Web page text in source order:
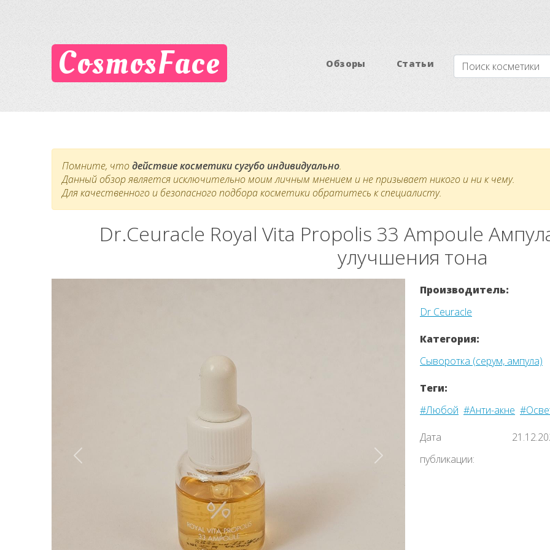
CosmosFace Обзоры Статьи
Помните, чтодействие косметики сугубо индивидуально.
Данный обзор является исключительно моим личным мнением и не призывает никого и ни к чему.
Для качественного и безопасного подбора косметики обратитесь к специалисту.
Dr.Ceuracle Royal Vita Propolis 33 Ampoule
улучшения тона
Вперёд Назад
Производитель:
Dr Ceuracle
Категория:
Сыворотка (серум, ампула)
Теги:
#Любой #Анти-акне
Дата
публикации: